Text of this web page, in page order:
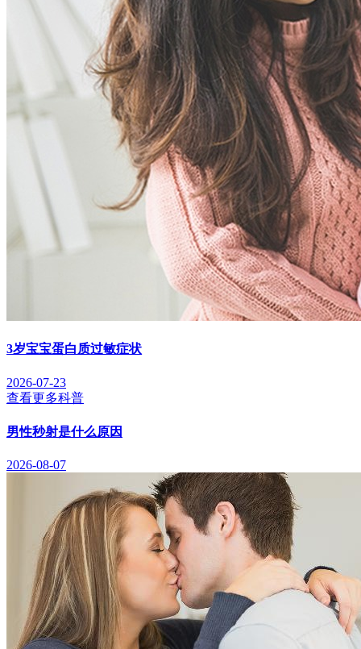
3岁宝宝蛋白质过敏症状
2026-07-23
查看更多科普
男性秒射是什么原因
2026-08-07